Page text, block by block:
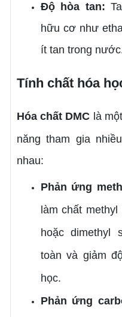
Độ hòa tan:
hữu cơ như
ít tan trong
Tính chất hóa
Hóa chất DMC là
năng tham gia
nhau:
Phản ứng
làm chất
hoặc dimethyl
toàn và giảm
học.
Phản ứng